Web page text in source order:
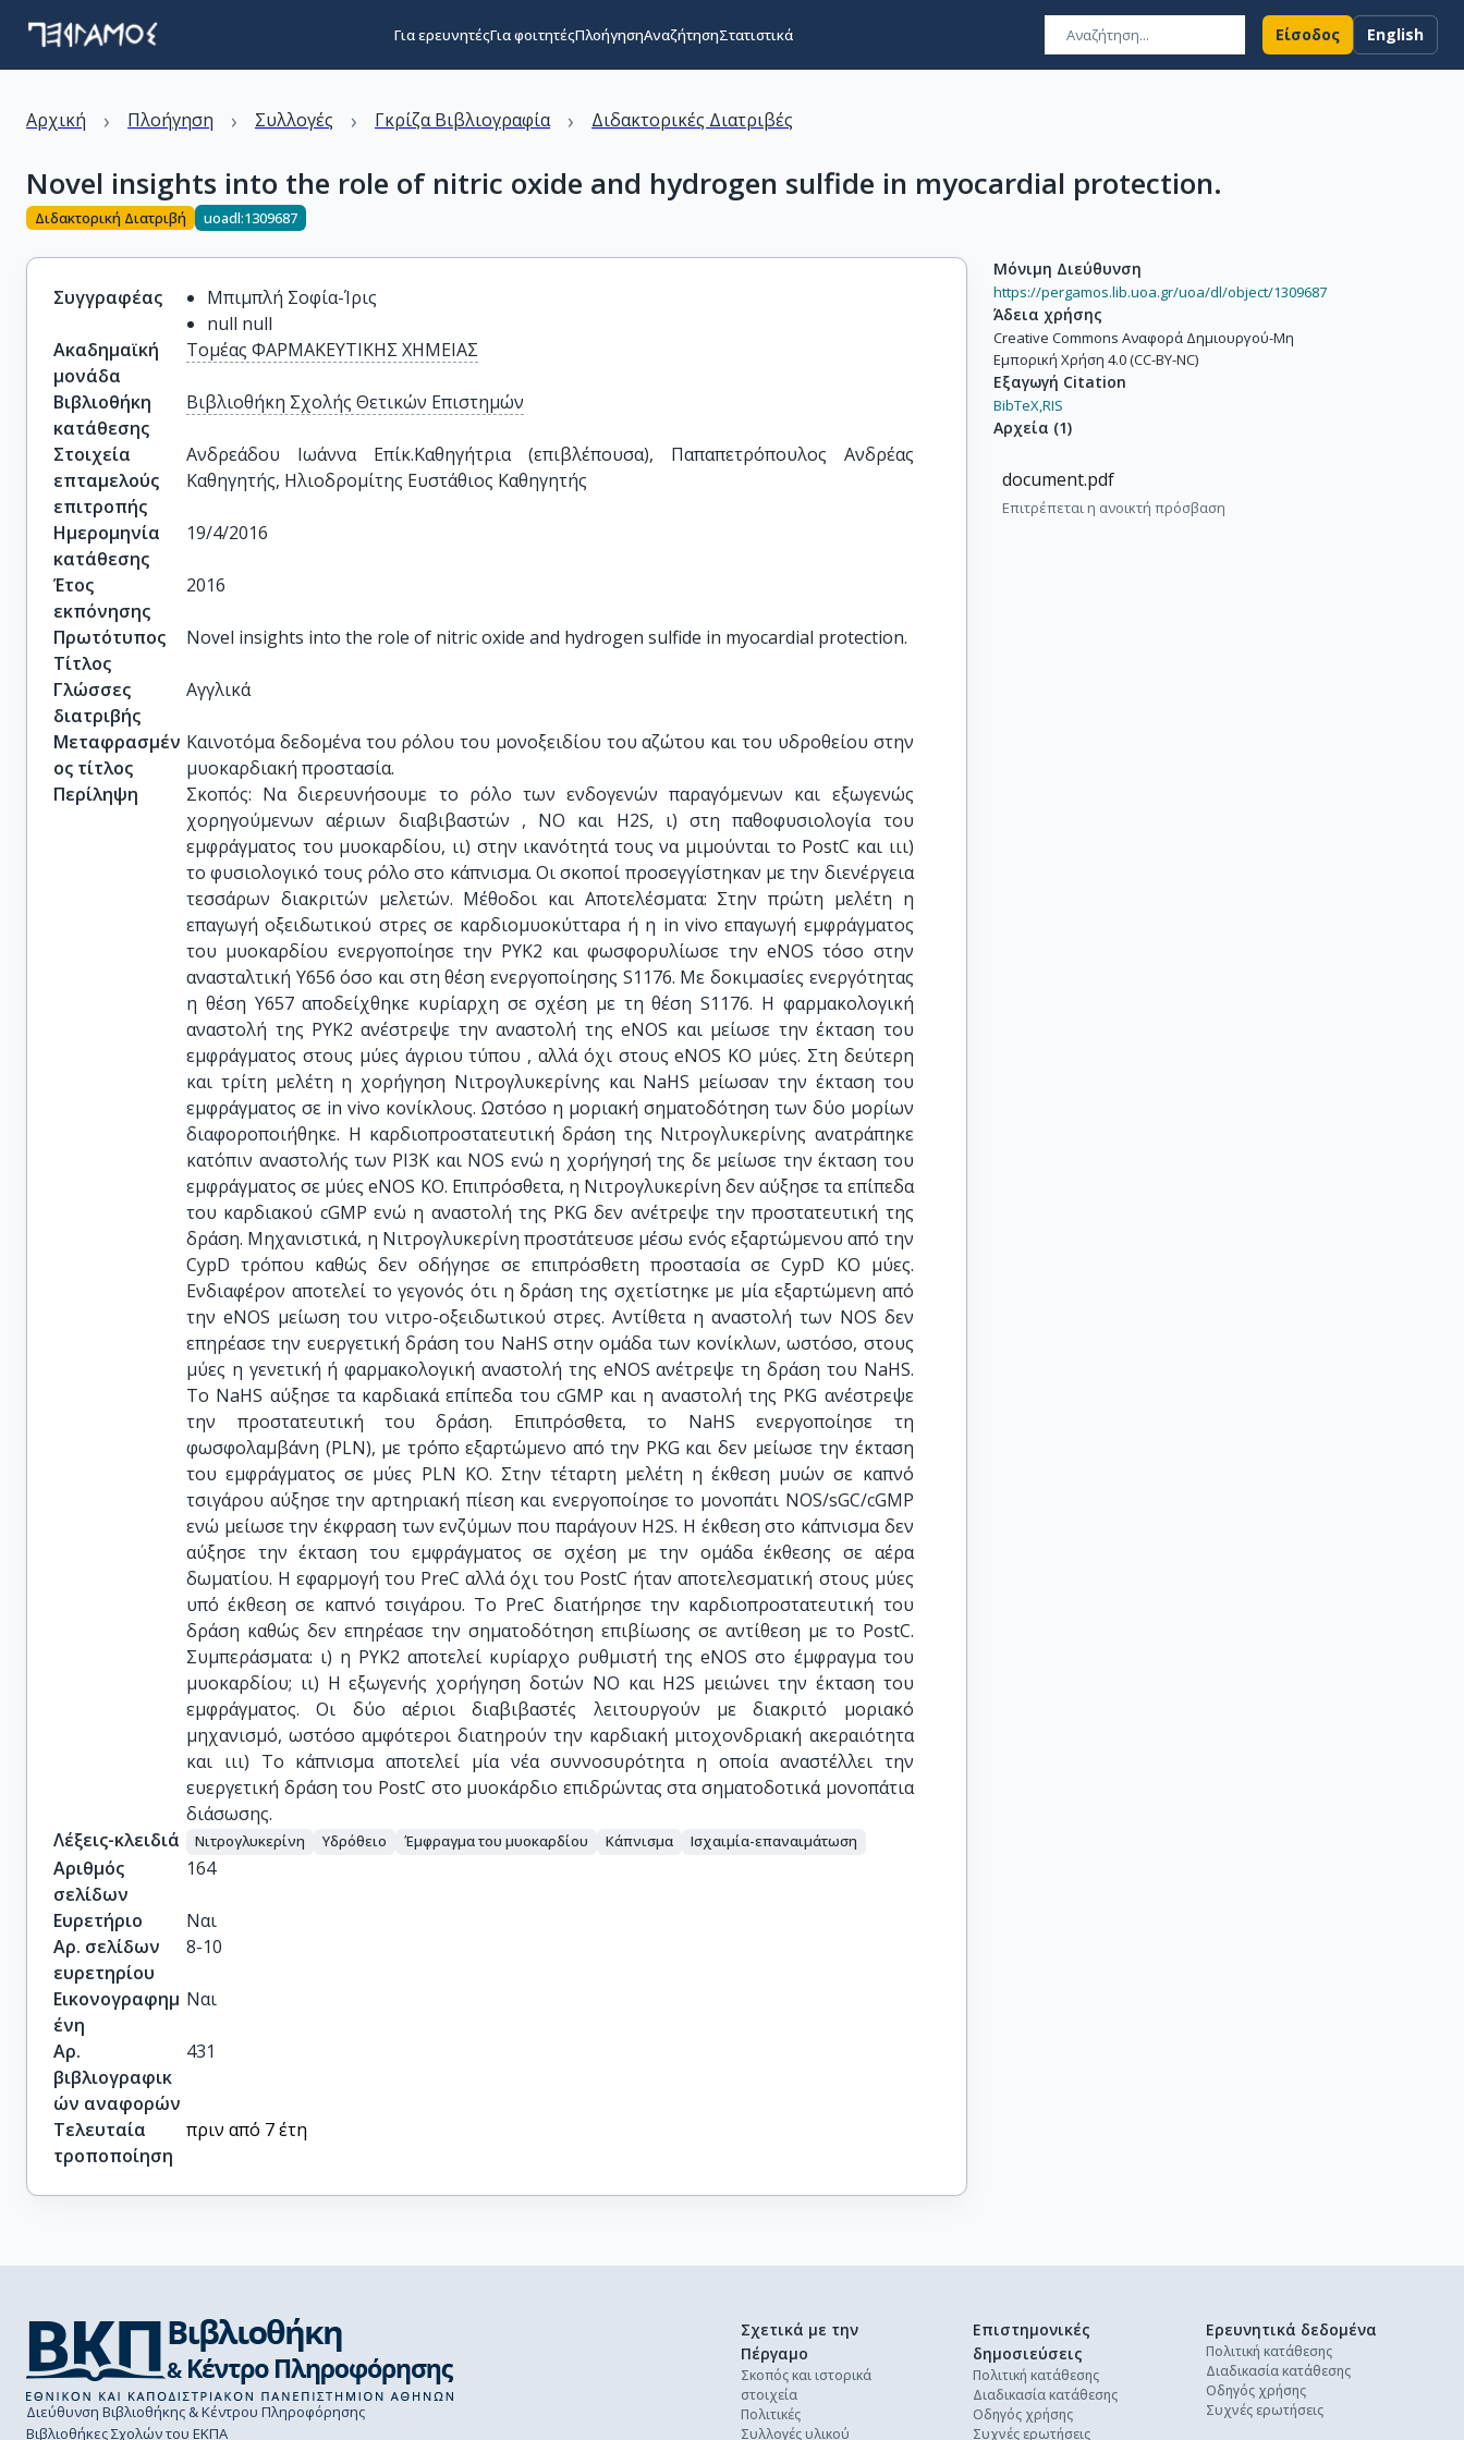
Για ερευνητέςΓια φοιτητέςΠλοήγησηΑναζήτησηΣτατιστικά Είσοδος English
Αρχική › Πλοήγηση › Συλλογές › Γκρίζα Βιβλιογραφία › Διδακτορικές Διατριβές
Novel insights into the role of nitric oxide and hydrogen sulfide in myocardial protection.
Διδακτορική Διατριβή uoadl:1309687
Συγγραφέας
Μπιμπλή Σοφία-Ίρις
null null
Ακαδημαϊκή
μονάδα
Τομέας ΦΑΡΜΑΚΕΥΤΙΚΗΣ ΧΗΜΕΙΑΣ
Βιβλιοθήκη
κατάθεσης
Βιβλιοθήκη Σχολής Θετικών Επιστημών
Στοιχεία
επταμελούς
επιτροπής
Ανδρεάδου Ιωάννα Επίκ.Καθηγήτρια (επιβλέπουσα), Παπαπετρόπουλος Ανδρέας
Καθηγητής, Ηλιοδρομίτης Ευστάθιος Καθηγητής
Ημερομηνία
κατάθεσης
19/4/2016
Έτος
εκπόνησης
2016
Πρωτότυπος
Τίτλος
Novel insights into the role of nitric oxide and hydrogen sulfide in myocardial protection.
Γλώσσες
διατριβής
Αγγλικά
Μεταφρασμέν
ος τίτλος
Καινοτόμα δεδομένα του ρόλου του μονοξειδίου του αζώτου και του υδροθείου στην
μυοκαρδιακή προστασία.
Περίληψη
Σκοπός: Να διερευνήσουμε το ρόλο των ενδογενών παραγόμενων και εξωγενώς
χορηγούμενων αέριων διαβιβαστών , NO και H2S, ι) στη παθοφυσιολογία του
εμφράγματος του μυοκαρδίου, ιι) στην ικανότητά τους να μιμούνται το PostC και ιιι)
το φυσιολογικό τους ρόλο στο κάπνισμα. Οι σκοποί προσεγγίστηκαν με την διενέργεια
τεσσάρων διακριτών μελετών. Μέθοδοι και Αποτελέσματα: Στην πρώτη μελέτη η
επαγωγή οξειδωτικού στρες σε καρδιομυοκύτταρα ή η in vivo επαγωγή εμφράγματος
του μυοκαρδίου ενεργοποίησε την PYK2 και φωσφορυλίωσε την eNOS τόσο στην
ανασταλτική Y656 όσο και στη θέση ενεργοποίησης S1176. Με δοκιμασίες ενεργότητας
η θέση Y657 αποδείχθηκε κυρίαρχη σε σχέση με τη θέση S1176. Η φαρμακολογική
αναστολή της PYK2 ανέστρεψε την αναστολή της eNOS και μείωσε την έκταση του
εμφράγματος στους μύες άγριου τύπου , αλλά όχι στους eNOS KO μύες. Στη δεύτερη
και τρίτη μελέτη η χορήγηση Νιτρογλυκερίνης και NaHS μείωσαν την έκταση του
εμφράγματος σε in vivo κονίκλους. Ωστόσο η μοριακή σηματοδότηση των δύο μορίων
διαφοροποιήθηκε. Η καρδιοπροστατευτική δράση της Νιτρογλυκερίνης ανατράπηκε
κατόπιν αναστολής των PI3K και NOS ενώ η χορήγησή της δε μείωσε την έκταση του
εμφράγματος σε μύες eNOS KO. Επιπρόσθετα, η Νιτρογλυκερίνη δεν αύξησε τα επίπεδα
του καρδιακού cGMP ενώ η αναστολή της PKG δεν ανέτρεψε την προστατευτική της
δράση. Μηχανιστικά, η Νιτρογλυκερίνη προστάτευσε μέσω ενός εξαρτώμενου από την
CypD τρόπου καθώς δεν οδήγησε σε επιπρόσθετη προστασία σε CypD KO μύες.
Ενδιαφέρον αποτελεί το γεγονός ότι η δράση της σχετίστηκε με μία εξαρτώμενη από
την eNOS μείωση του νιτρο-οξειδωτικού στρες. Αντίθετα η αναστολή των NOS δεν
επηρέασε την ευεργετική δράση του NaHS στην ομάδα των κονίκλων, ωστόσο, στους
μύες η γενετική ή φαρμακολογική αναστολή της eNOS ανέτρεψε τη δράση του NaHS.
Το NaHS αύξησε τα καρδιακά επίπεδα του cGMP και η αναστολή της PKG ανέστρεψε
την προστατευτική του δράση. Επιπρόσθετα, το NaHS ενεργοποίησε τη
φωσφολαμβάνη (PLN), με τρόπο εξαρτώμενο από την PKG και δεν μείωσε την έκταση
του εμφράγματος σε μύες PLN KO. Στην τέταρτη μελέτη η έκθεση μυών σε καπνό
τσιγάρου αύξησε την αρτηριακή πίεση και ενεργοποίησε το μονοπάτι NOS/sGC/cGMP
ενώ μείωσε την έκφραση των ενζύμων που παράγουν H2S. Η έκθεση στο κάπνισμα δεν
αύξησε την έκταση του εμφράγματος σε σχέση με την ομάδα έκθεσης σε αέρα
δωματίου. Η εφαρμογή του PreC αλλά όχι του PostC ήταν αποτελεσματική στους μύες
υπό έκθεση σε καπνό τσιγάρου. Το PreC διατήρησε την καρδιοπροστατευτική του
δράση καθώς δεν επηρέασε την σηματοδότηση επιβίωσης σε αντίθεση με το PostC.
Συμπεράσματα: ι) η PYK2 αποτελεί κυρίαρχο ρυθμιστή της eNOS στο έμφραγμα του
μυοκαρδίου; ιι) Η εξωγενής χορήγηση δοτών ΝΟ και H2S μειώνει την έκταση του
εμφράγματος. Οι δύο αέριοι διαβιβαστές λειτουργούν με διακριτό μοριακό
μηχανισμό, ωστόσο αμφότεροι διατηρούν την καρδιακή μιτοχονδριακή ακεραιότητα
και ιιι) Το κάπνισμα αποτελεί μία νέα συννοσυρότητα η οποία αναστέλλει την
ευεργετική δράση του PostC στο μυοκάρδιο επιδρώντας στα σηματοδοτικά μονοπάτια
διάσωσης.
Λέξεις-κλειδιά
Νιτρογλυκερίνη Υδρόθειο Έμφραγμα του μυοκαρδίου Κάπνισμα Ισχαιμία-επαναιμάτωση
Αριθμός
σελίδων
164
Ευρετήριο
Ναι
Αρ. σελίδων
ευρετηρίου
8-10
Εικονογραφημ
ένη
Ναι
Αρ.
βιβλιογραφικ
ών αναφορών
431
Τελευταία
τροποποίηση
πριν από 7 έτη
Μόνιμη Διεύθυνση
https://pergamos.lib.uoa.gr/uoa/dl/object/1309687
Άδεια χρήσης
Creative Commons Αναφορά Δημιουργού-Μη
Εμπορική Χρήση 4.0 (CC-BY-NC)
Εξαγωγή Citation
BibTeX,RIS
Αρχεία (1)
document.pdf
Επιτρέπεται η ανοικτή πρόσβαση
Διεύθυνση Βιβλιοθήκης & Κέντρου Πληροφόρησης
Βιβλιοθήκες Σχολών του ΕΚΠΑ
Σχετικά με την
Πέργαμο
Σκοπός και ιστορικά
στοιχεία
Πολιτικές
Συλλογές υλικού
Επιστημονικές
δημοσιεύσεις
Πολιτική κατάθεσης
Διαδικασία κατάθεσης
Οδηγός χρήσης
Συχνές ερωτήσεις
Ερευνητικά δεδομένα
Πολιτική κατάθεσης
Διαδικασία κατάθεσης
Οδηγός χρήσης
Συχνές ερωτήσεις